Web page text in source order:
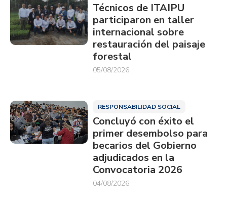
Técnicos de ITAIPU
participaron en taller
internacional sobre
restauración del paisaje
forestal
05/08/2026
RESPONSABILIDAD SOCIAL
Concluyó con éxito el
primer desembolso para
becarios del Gobierno
adjudicados en la
Convocatoria 2026
04/08/2026